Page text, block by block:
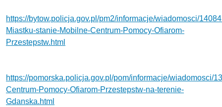
https://bytow.policja.gov.pl/pm2/informacje/wiadomosci/
Miastku-stanie-Mobilne-Centrum-Pomocy-Ofiarom-
Przestepstw.html
https://pomorska.policja.gov.pl/pom/informacje/wiadomosci/
Centrum-Pomocy-Ofiarom-Przestepstw-na-terenie-
Gdanska.html